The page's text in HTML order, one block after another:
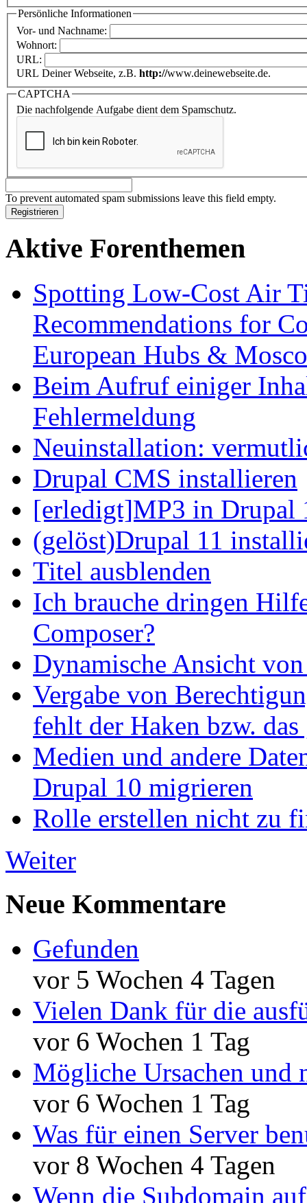
Persönliche Informationen
Vor- und Nachname:
Wohnort:
URL:
URL Deiner Webseite, z.B. http://www.deinewebseite.de.
CAPTCHA
Die nachfolgende Aufgabe dient dem Spamschutz.
To prevent automated spam submissions leave this field empty.
Aktive Forenthemen
Spotting Low-Cost Air
Recommendations for
European Hubs &
Beim Aufruf einiger
Fehlermeldung
Neuinstallation:
Drupal CMS installieren
[erledigt]MP3 in Drupal
(gelöst)Drupal 11
Titel ausblenden
Ich brauche dringen
Composer?
Dynamische Ansicht
Vergabe von
fehlt der Haken bzw.
Medien und andere
Drupal 10 migrieren
Rolle erstellen nicht zu
Weiter
Neue Kommentare
Gefunden
vor 5 Wochen 4 Tagen
Vielen Dank für die
vor 6 Wochen 1 Tag
Mögliche Ursachen und
vor 6 Wochen 1 Tag
Was für einen Server
vor 8 Wochen 4 Tagen
Wenn die Subdomain auf